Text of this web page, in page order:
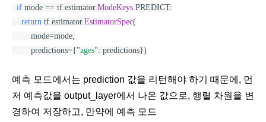
if mode == tf.estimator.ModeKeys.PREDICT:
return tf.estimator.EstimatorSpec(
mode=mode,
predictions={"ages": predictions})
예측 모드에서는 prediction 값을 리턴해야 하기 때문에, 먼
저 예측값을 output_layer에서 나온 값으로, 행렬 차원을 변
경하여 저장하고, 만약에 예측 모드